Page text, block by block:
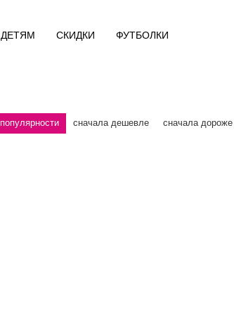
ДЕТЯМ СКИДКИ ФУТБОЛКИ
сначала дешевле сначала дороже